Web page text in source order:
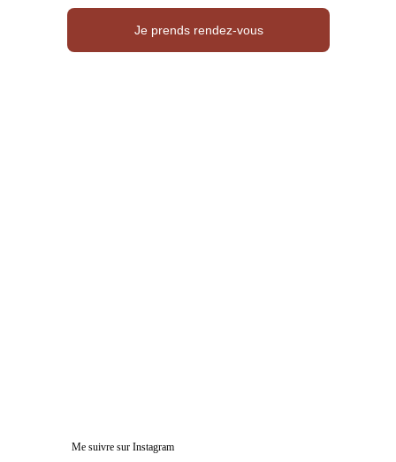
Je prends rendez-vous
Me suivre sur Instagram